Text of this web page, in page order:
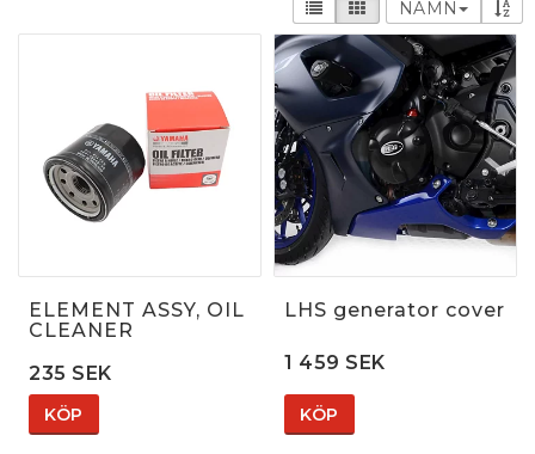
NAMN
ELEMENT ASSY, OIL
CLEANER
235 SEK
KÖP
LHS generator cover
1 459 SEK
KÖP